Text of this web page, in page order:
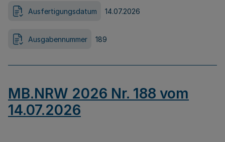
Ausfertigungsdatum 14.07.2026
Ausgabennummer 189
MB.NRW 2026 Nr. 188 vom
14.07.2026